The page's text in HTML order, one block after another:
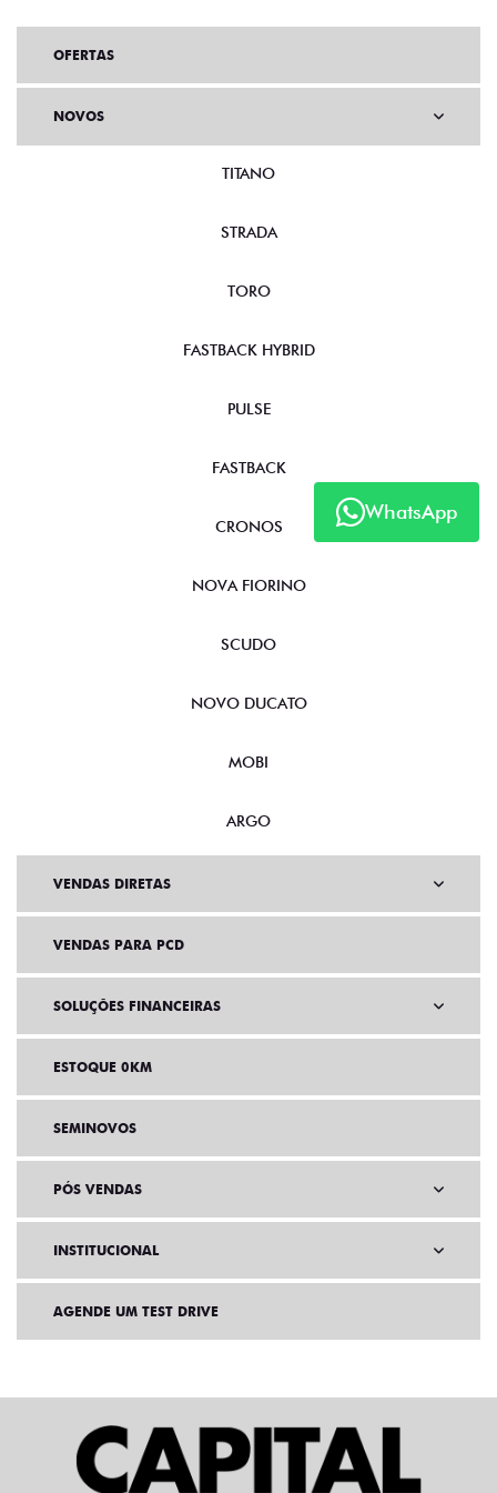
WhatsApp
OFERTAS
NOVOS
TITANO
STRADA
TORO
FASTBACK HYBRID
PULSE
FASTBACK
CRONOS
NOVA FIORINO
SCUDO
NOVO DUCATO
MOBI
ARGO
VENDAS DIRETAS
VENDAS PARA PCD
SOLUÇÕES FINANCEIRAS
ESTOQUE 0KM
SEMINOVOS
PÓS VENDAS
INSTITUCIONAL
AGENDE UM TEST DRIVE